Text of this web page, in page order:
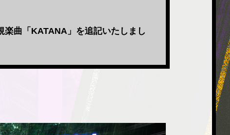
楽曲「KATANA」を追記いたしまし